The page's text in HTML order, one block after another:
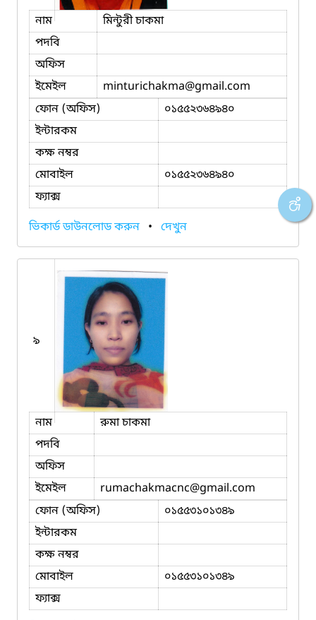
নাম
মিন্টুরী চাকমা
পদবি
অফিস
ইমেইল
minturichakma@gmail.com
ফোন (অফিস)
০১৫৫২৩৬৪৯৪০
ইন্টারকম
কক্ষ নম্বর
মোবাইল
০১৫৫২৩৬৪৯৪০
ফ্যাক্স
ভিকার্ড ডাউনলোড করুন • দেখুন
৯
নাম
রুমা চাকমা
পদবি
অফিস
ইমেইল
rumachakmacnc@gmail.com
ফোন (অফিস)
০১৫৫৩১০১৩৪৯
ইন্টারকম
কক্ষ নম্বর
মোবাইল
০১৫৫৩১০১৩৪৯
ফ্যাক্স